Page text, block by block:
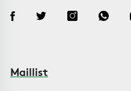
Maillist